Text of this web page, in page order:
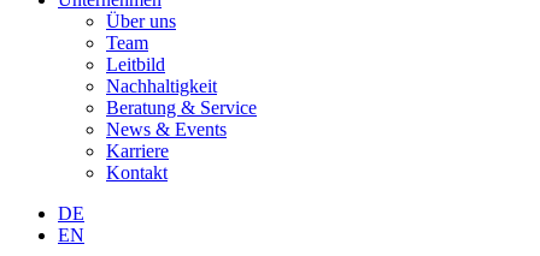
Über uns
Team
Leitbild
Nachhaltigkeit
Beratung & Service
News & Events
Karriere
Kontakt
DE
EN